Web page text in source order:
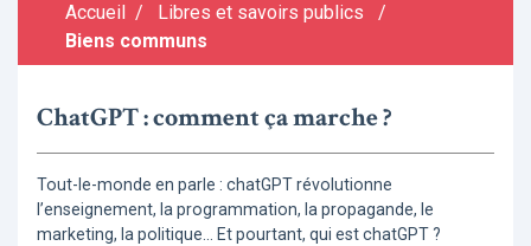
Accueil / Libres et savoirs publics
/
Biens communs
ChatGPT : comment ça marche ?
Tout-le-monde en parle : chatGPT révolutionne
l’enseignement, la programmation, la propagande, le
marketing, la politique… Et pourtant, qui est chatGPT ?